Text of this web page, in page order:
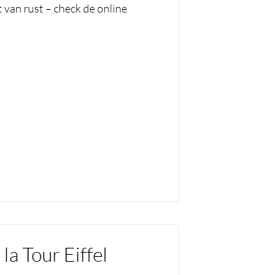
rust – check de online
Tour Eiffel